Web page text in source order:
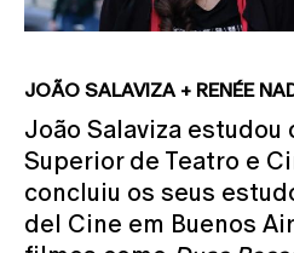
JOÃO SALAVIZA + RENÉE
João Salaviza estudou
Superior de Teatro e
concluiu os seus
del Cine em Buenos